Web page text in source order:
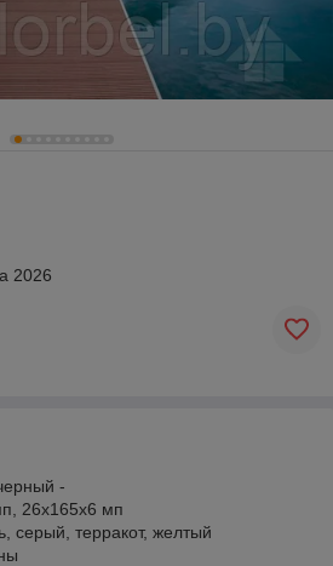
2026
-
26х165х6 мп
серый, терракот, желтый